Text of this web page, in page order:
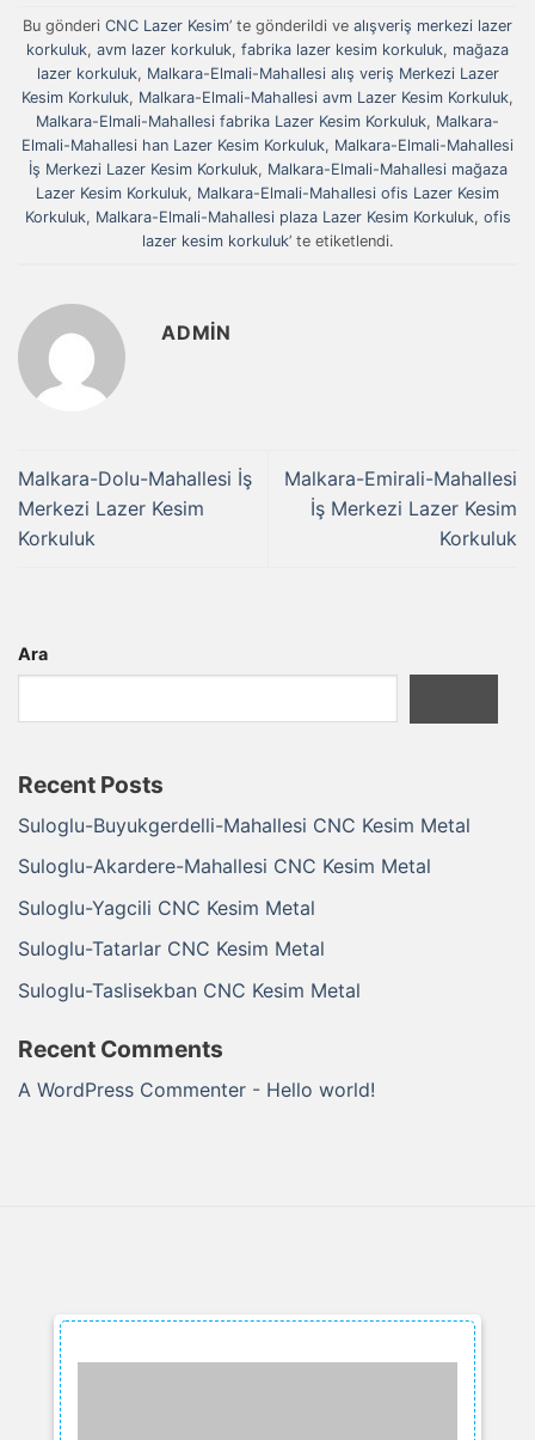
Bu gönderi CNC Lazer Kesim’ te gönderildi ve alışveriş merkezi lazer
korkuluk, avm lazer korkuluk, fabrika lazer kesim korkuluk, mağaza
lazer korkuluk, Malkara-Elmali-Mahallesi alış veriş Merkezi Lazer
Kesim Korkuluk, Malkara-Elmali-Mahallesi avm Lazer Kesim Korkuluk,
Malkara-Elmali-Mahallesi fabrika Lazer Kesim Korkuluk, Malkara-
Elmali-Mahallesi han Lazer Kesim Korkuluk, Malkara-Elmali-Mahallesi
İş Merkezi Lazer Kesim Korkuluk, Malkara-Elmali-Mahallesi mağaza
Lazer Kesim Korkuluk, Malkara-Elmali-Mahallesi ofis Lazer Kesim
Korkuluk, Malkara-Elmali-Mahallesi plaza Lazer Kesim Korkuluk, ofis
lazer kesim korkuluk’ te etiketlendi.
ADMIN
Malkara-Dolu-Mahallesi İş
Merkezi Lazer Kesim
Korkuluk
Malkara-Emirali-Mahallesi
İş Merkezi Lazer Kesim
Korkuluk
Ara
Recent Posts
Suloglu-Buyukgerdelli-Mahallesi CNC Kesim Metal
Suloglu-Akardere-Mahallesi CNC Kesim Metal
Suloglu-Yagcili CNC Kesim Metal
Suloglu-Tatarlar CNC Kesim Metal
Suloglu-Taslisekban CNC Kesim Metal
Recent Comments
A WordPress Commenter - Hello world!